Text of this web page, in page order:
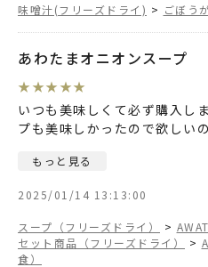
味噌汁(フリーズドライ) > ごぼう
あわたまオニオンスープ
★ ★★ ★★
いつも美味しくて必ず購入し
プも美味しかったので欲しい
もっと見る
2025/01/14 13:13:00
スープ（フリーズドライ） >
セット商品（フリーズドライ）
>
食）